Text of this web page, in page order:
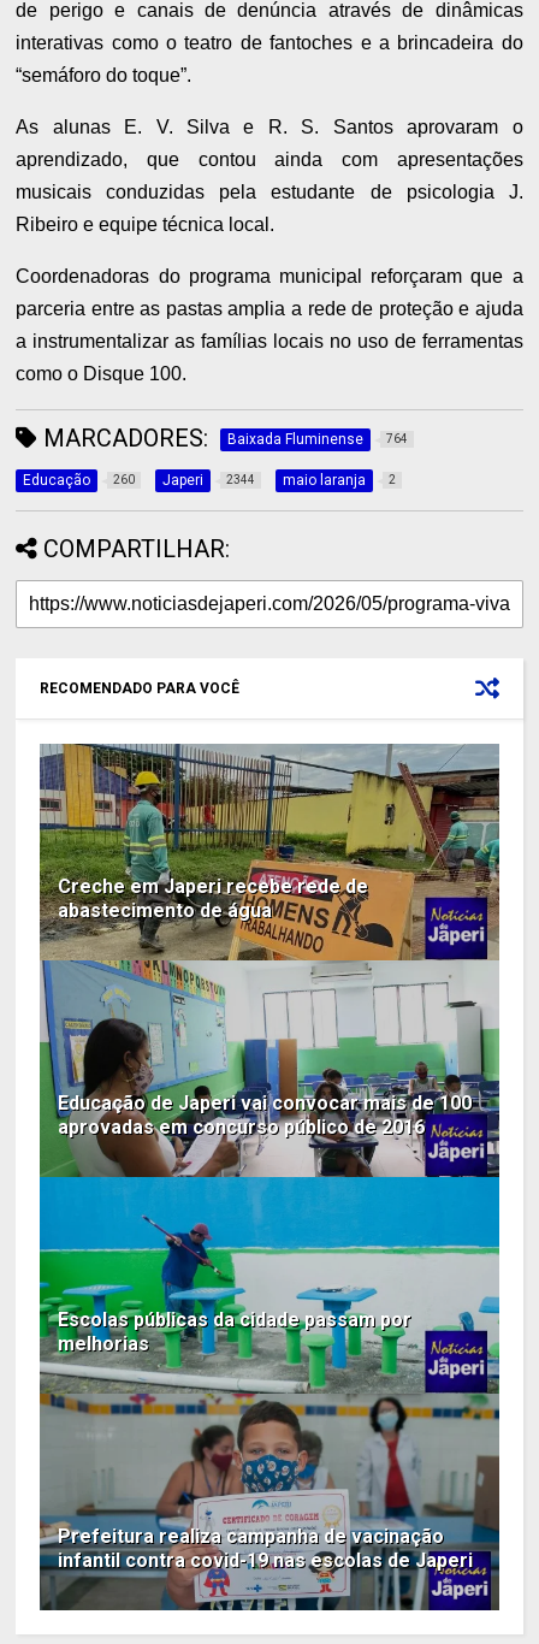
de perigo e canais de denúncia através de dinâmicas
interativas como o teatro de fantoches e a brincadeira do
“semáforo do toque”.
As alunas E. V. Silva e R. S. Santos aprovaram o
aprendizado, que contou ainda com apresentações
musicais conduzidas pela estudante de psicologia J.
Ribeiro e equipe técnica local.
Coordenadoras do programa municipal reforçaram que a
parceria entre as pastas amplia a rede de proteção e ajuda
a instrumentalizar as famílias locais no uso de ferramentas
como o Disque 100.
MARCADORES: Baixada Fluminense 764
Educação 260 Japeri 2344 maio laranja 2
COMPARTILHAR:
RECOMENDADO PARA VOCÊ
Creche em Japeri recebe rede de
abastecimento de água
Educação de Japeri vai convocar mais de 100
aprovadas em concurso público de 2016
Escolas públicas da cidade passam por
melhorias
Prefeitura realiza campanha de vacinação
infantil contra covid-19 nas escolas de Japeri